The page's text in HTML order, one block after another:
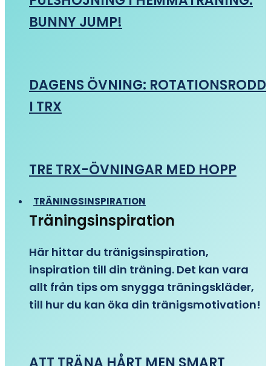
BUNNY JUMP!
DAGENS ÖVNING: ROTATIONSRODD
I TRX
TRE TRX-ÖVNINGAR MED HOPP
TRÄNINGSINSPIRATION
Träningsinspiration
Här hittar du tränigsinspiration,
inspiration till din träning. Det kan vara
allt från tips om snygga träningskläder,
till hur du kan öka din tränigsmotivation!